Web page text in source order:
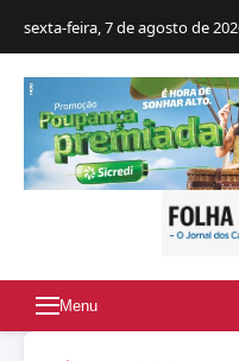
sexta-feira, 7 de agosto de
Menu